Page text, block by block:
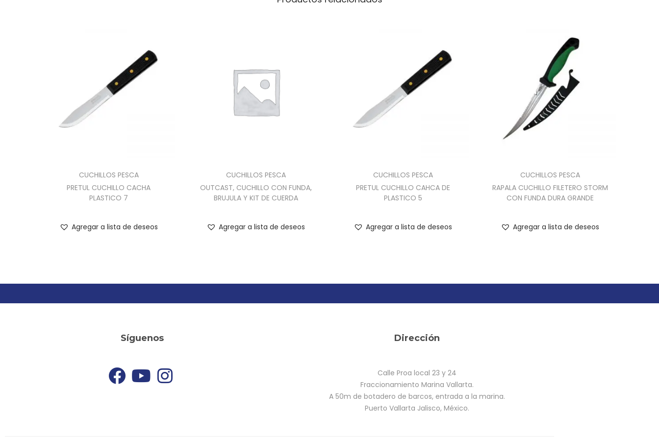
CUCHILLOS PESCA
PRETUL CUCHILLO CACHA
PLASTICO 7
Agregar a lista de deseos
CUCHILLOS PESCA
OUTCAST, CUCHILLO CON FUNDA,
BRUJULA Y KIT DE CUERDA
Agregar a lista de deseos
CUCHILLOS PESCA
PRETUL CUCHILLO CAHCA DE
PLASTICO 5
Agregar a lista de deseos
CUCHILLOS PESCA
RAPALA CUCHILLO FILETERO STORM
CON FUNDA DURA GRANDE
Agregar a lista de deseos
Síguenos Dirección
Calle Proa local 23 y 24
Fraccionamiento Marina Vallarta.
A 50m de botadero de barcos, entrada a la marina.
Puerto Vallarta Jalisco, México.